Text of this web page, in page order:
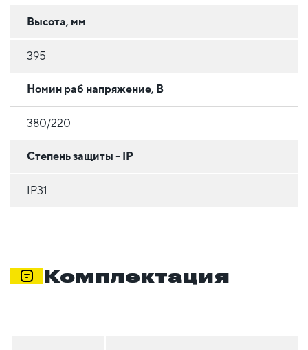
Высота, мм
395
Номин раб напряжение, В
380/220
Степень защиты - IP
IP31
Комплектация